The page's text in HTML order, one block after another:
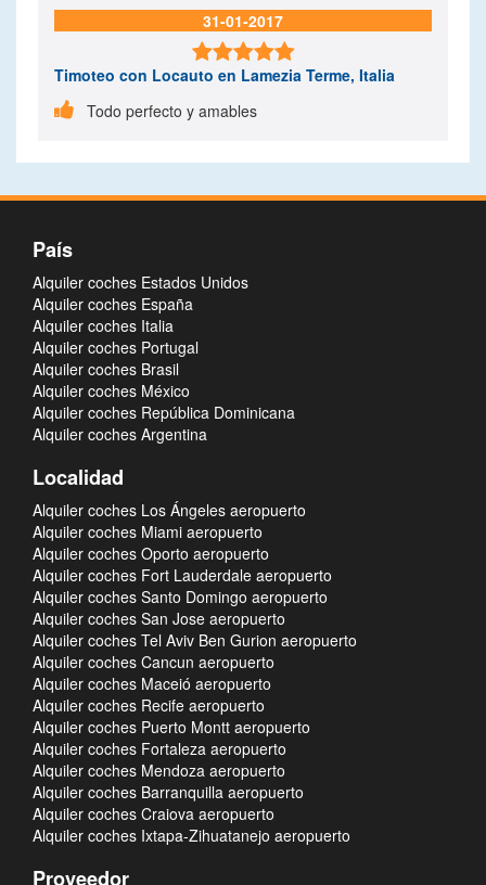
31-01-2017

Timoteo con Locauto en Lamezia Terme, Italia
 Todo perfecto y amables
País
Alquiler coches Estados Unidos
Alquiler coches España
Alquiler coches Italia
Alquiler coches Portugal
Alquiler coches Brasil
Alquiler coches México
Alquiler coches República Dominicana
Alquiler coches Argentina
Localidad
Alquiler coches Los Ángeles aeropuerto
Alquiler coches Miami aeropuerto
Alquiler coches Oporto aeropuerto
Alquiler coches Fort Lauderdale aeropuerto
Alquiler coches Santo Domingo aeropuerto
Alquiler coches San Jose aeropuerto
Alquiler coches Tel Aviv Ben Gurion aeropuerto
Alquiler coches Cancun aeropuerto
Alquiler coches Maceió aeropuerto
Alquiler coches Recife aeropuerto
Alquiler coches Puerto Montt aeropuerto
Alquiler coches Fortaleza aeropuerto
Alquiler coches Mendoza aeropuerto
Alquiler coches Barranquilla aeropuerto
Alquiler coches Craiova aeropuerto
Alquiler coches Ixtapa-Zihuatanejo aeropuerto
Proveedor